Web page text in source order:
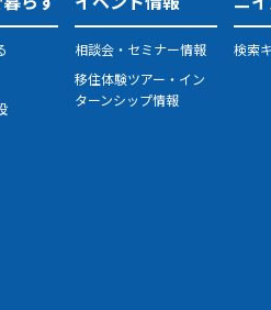
相談会・セミナー情報
移住体験ツアー・イン
ターンシップ情報
検索